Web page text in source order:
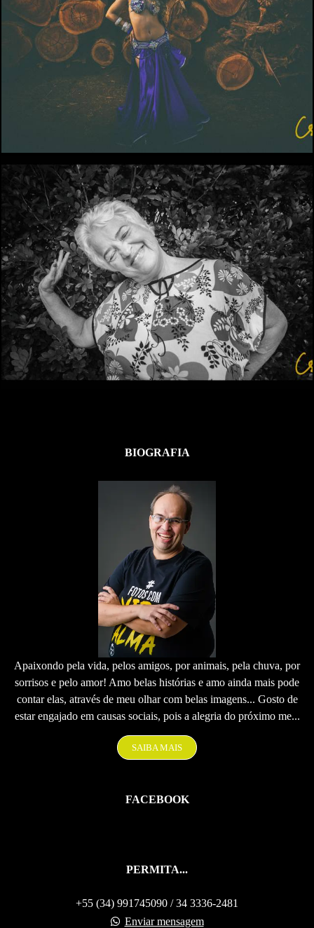
965
908 0
BIOGRAFIA
Apaixondo pela vida, pelos amigos, por animais, pela chuva, por
sorrisos e pelo amor! Amo belas histórias e amo ainda mais pode
contar elas, através de meu olhar com belas imagens... Gosto de
estar engajado em causas sociais, pois a alegria do próximo me...
SAIBA MAIS
FACEBOOK
PERMITA...
+55 (34) 991745090 / 34 3336-2481
Enviar mensagem